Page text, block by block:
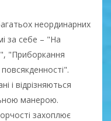
неординарних
за себе – "На
"Приборкання
і відрізняються
манерою.
захоплює